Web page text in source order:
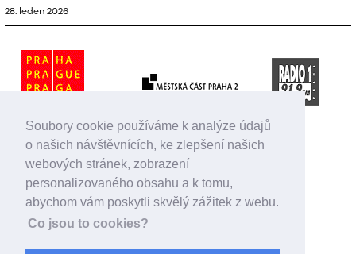
Soubory cookie používáme k analýze údajů
o našich návštěvnících, ke zlepšení našich
webových stránek, zobrazení
personalizovaného obsahu a k tomu,
abychom vám poskytli skvělý zážitek z webu.
Co jsou to cookies?
28. leden 2026